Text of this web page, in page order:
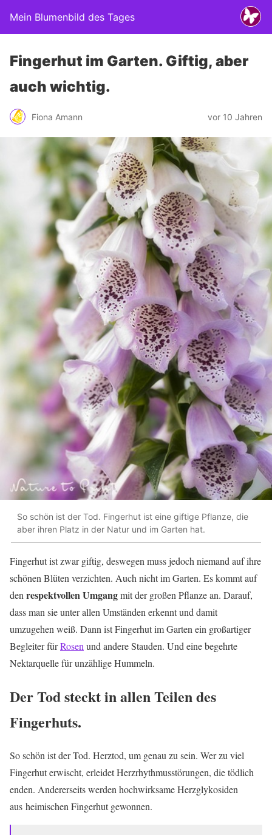
Mein Blumenbild des Tages
Fingerhut im Garten. Giftig, aber
auch wichtig.
Fiona Amann vor 10 Jahren
So schön ist der Tod. Fingerhut ist eine giftige Pflanze, die
aber ihren Platz in der Natur und im Garten hat.
Fingerhut ist zwar giftig, deswegen muss jedoch niemand auf ihre
schönen Blüten verzichten. Auch nicht im Garten. Es kommt auf
den respektvollen Umgangmit der großen Pflanze an. Darauf,
dass man sie unter allen Umständen erkennt und damit
umzugehen weiß. Dann ist Fingerhut im Garten ein großartiger
Begleiter fürRosen und andere Stauden. Und eine begehrte
Nektarquelle für unzählige Hummeln.
Der Tod steckt in allen Teilen des
Fingerhuts.
So schön ist der Tod. Herztod, um genau zu sein. Wer zu viel
Fingerhut erwischt, erleidet Herzrhythmusstörungen, die tödlich
enden. Andererseits werden hochwirksame Herzglykosiden
aus heimischen Fingerhut gewonnen.